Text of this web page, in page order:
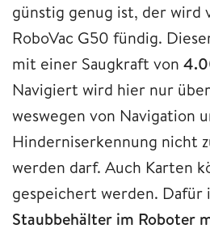
günstig genug ist, der
RoboVac G50 fündig.
mit einer Saugkraft von
Navigiert wird hier nur
weswegen von Navigation
Hinderniserkennung nicht
werden darf. Auch Karten
gespeichert werden. Dafür
Staubbehälter im Roboter